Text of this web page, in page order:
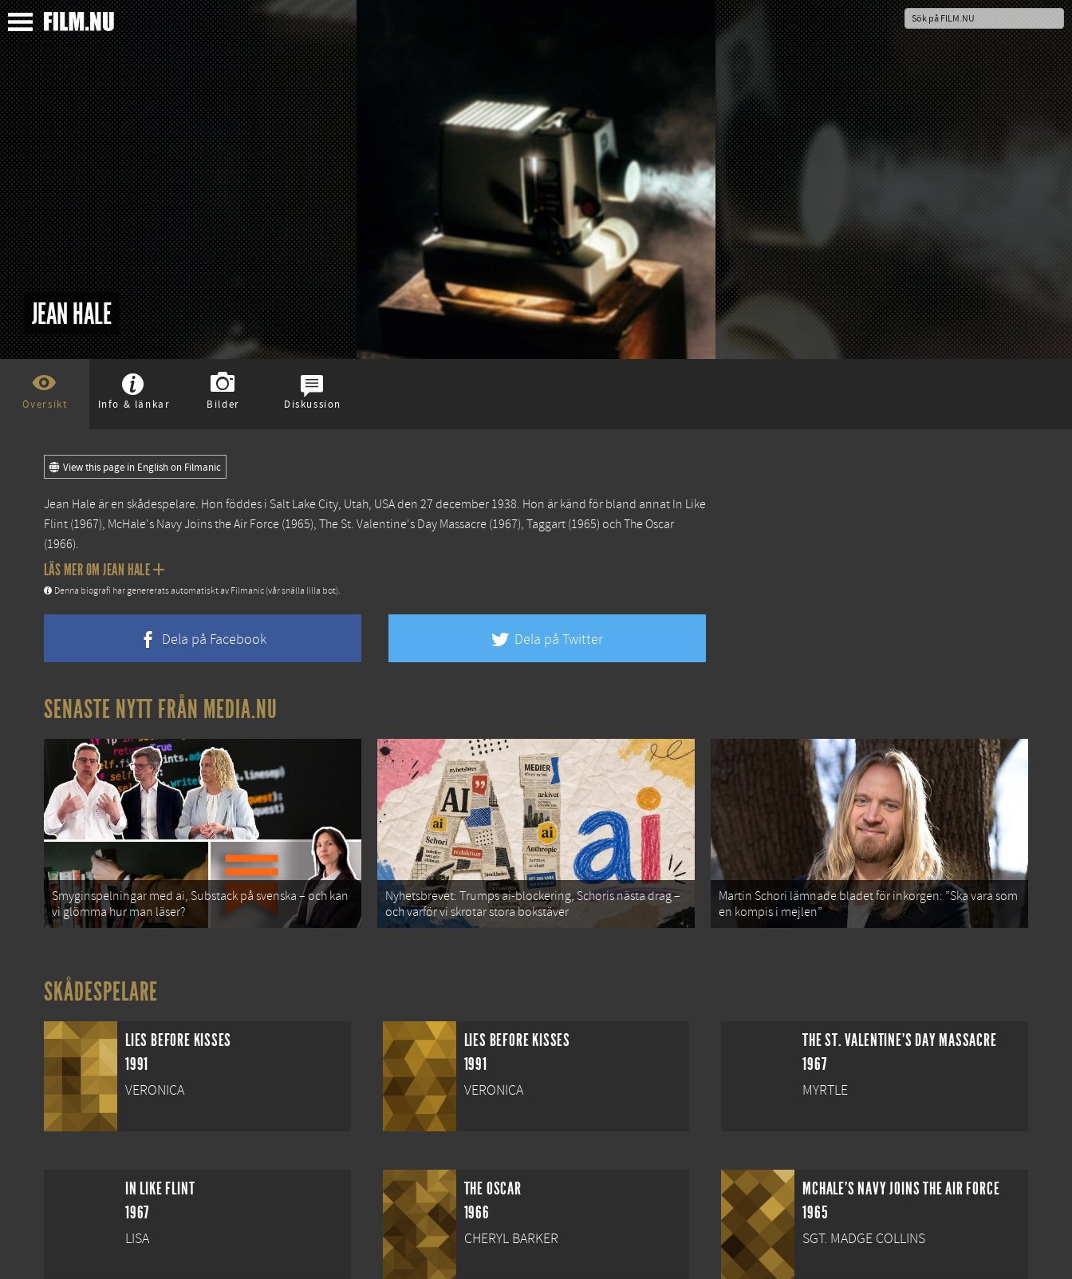
JEAN HALE
Översikt Info & länkar Bilder Diskussion
View this page in English on Filmanic
Jean Hale är en skådespelare. Hon föddes i Salt Lake City, Utah, USA den 27 december 1938. Hon är känd för bland annat In Like
Flint (1967), McHale's Navy Joins the Air Force (1965), The St. Valentine's Day Massacre (1967), Taggart (1965) ochThe Oscar
(1966).
LÄS MER OM JEAN HALE
Denna biografi har genererats automatiskt av Filmanic (vår snälla lilla bot).
Dela på Facebook Dela på Twitter
SENASTE NYTT FRÅN MEDIA.NU
Smyginspelningar med ai, Substack på svenska – och kan
vi glömma hur man läser?
Nyhetsbrevet: Trumps ai-blockering, Schoris nästa drag –
och varför vi skrotar stora bokstäver
Martin Schori lämnade bladet för inkorgen: ”Ska vara som
en kompis i mejlen”
SKÅDESPELARE
LIES BEFORE KISSES
1991
VERONICA
LIES BEFORE KISSES
1991
VERONICA
THE ST. VALENTINE'S DAY MASSACRE
1967
MYRTLE
IN LIKE FLINT
1967
LISA
THE OSCAR
1966
CHERYL BARKER
MCHALE'S NAVY JOINS THE AIR FORCE
1965
SGT. MADGE COLLINS